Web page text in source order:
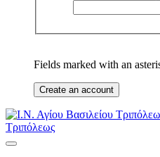
Fields marked with an
Create an account
Τριπόλεως